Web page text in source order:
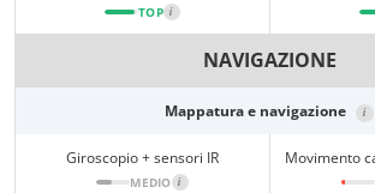
TOP i
NAVIGAZIONE
Mappatura e navigazione i
Giroscopio + sensori IR
MEDIO i
Movimento